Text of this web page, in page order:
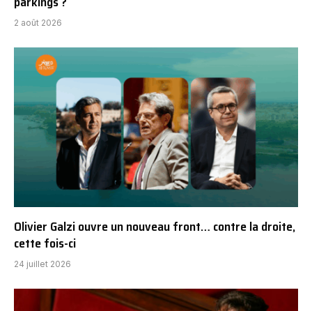
2 août 2026
Olivier Galzi ouvre un nouveau front… contre la droite,
cette fois-ci
24 juillet 2026